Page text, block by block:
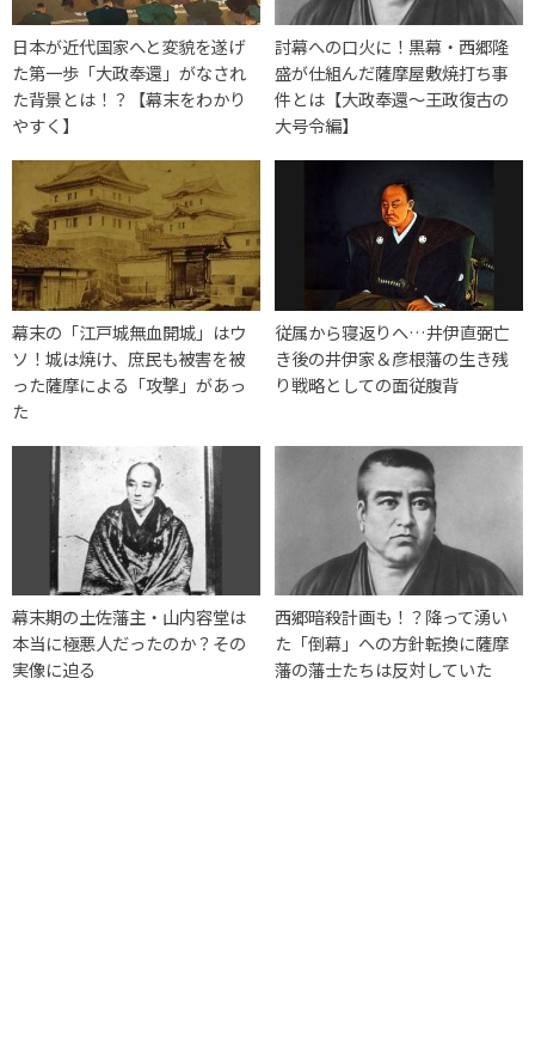
日本が近代国家へと変貌を遂げ
た第一歩「大政奉還」がなされ
た背景とは！？【幕末をわかり
やすく】
討幕への口火に！黒幕・西郷隆
盛が仕組んだ薩摩屋敷焼打ち事
件とは【大政奉還〜王政復古の
大号令編】
幕末の「江戸城無血開城」はウ
ソ！城は焼け、庶民も被害を被
った薩摩による「攻撃」があっ
た
従属から寝返りへ…井伊直弼亡
き後の井伊家＆彦根藩の生き残
り戦略としての面従腹背
幕末期の土佐藩主・山内容堂は
本当に極悪人だったのか？その
実像に迫る
西郷暗殺計画も！？降って湧い
た「倒幕」への方針転換に薩摩
藩の藩士たちは反対していた